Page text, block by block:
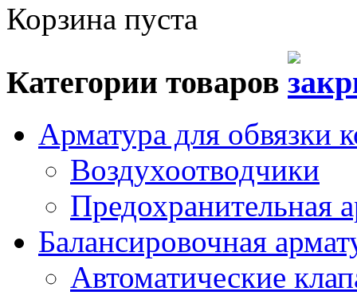
Корзина пуста
Категории товаров
Арматура для обвязки
Воздухоотводчики
Предохранительная
Балансировочная
Автоматические